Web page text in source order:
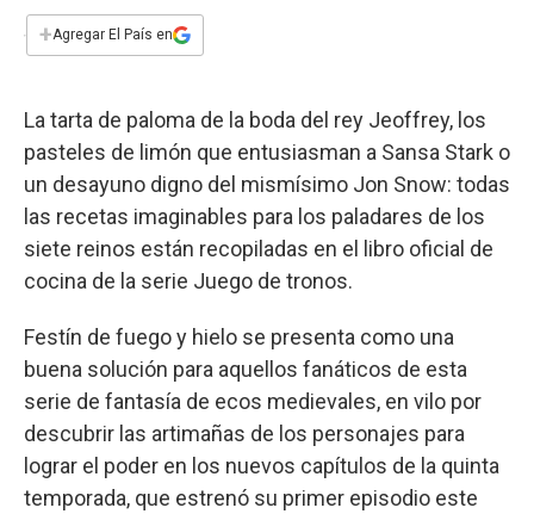
e
b
k
s
p
t
n
i
l
+Agregar El País en
La tarta de paloma de la boda del rey Jeoffrey, los
pasteles de limón que entusiasman a Sansa Stark o
un desayuno digno del mismísimo Jon Snow: todas
las recetas imaginables para los paladares de los
siete reinos están recopiladas en el libro oficial de
cocina de la serie Juego de tronos.
Festín de fuego y hielo se presenta como una
buena solución para aquellos fanáticos de esta
serie de fantasía de ecos medievales, en vilo por
descubrir las artimañas de los personajes para
lograr el poder en los nuevos capítulos de la quinta
temporada, que estrenó su primer episodio este